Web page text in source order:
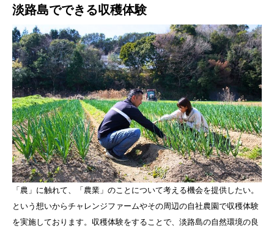
淡路島でできる収穫体験
「農」に触れて、「農業」のことについて考える機会を提供したい。
という想いからチャレンジファームやその周辺の自社農園で収穫体験
を実施しております。収穫体験をすることで、淡路島の自然環境の良